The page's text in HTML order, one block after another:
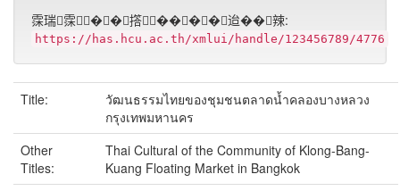
霂瑞霂��撘����迨��辣:
https://has.hcu.ac.th/xmlui/handle/123456789/4776
Title:
วัฒนธรรมไทยของชุมชนตลาดน้ำคลองบางหลวง
กรุงเทพมหานคร
Other
Titles:
Thai Cultural of the Community of Klong-Bang-
Kuang Floating Market in Bangkok